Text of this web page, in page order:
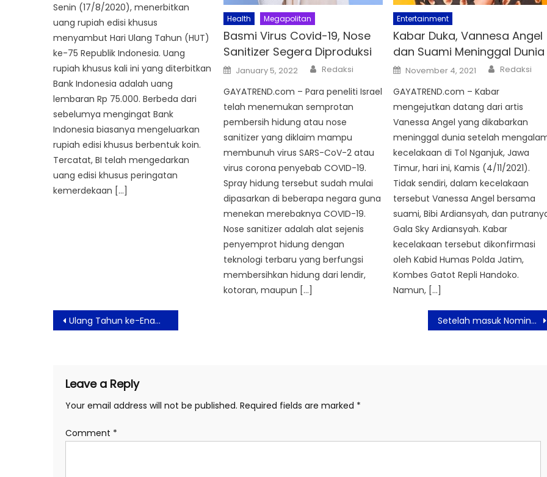
Senin (17/8/2020), menerbitkan
uang rupiah edisi khusus
menyambut Hari Ulang Tahun (HUT)
ke-75 Republik Indonesia. Uang
rupiah khusus kali ini yang diterbitkan
Bank Indonesia adalah uang
lembaran Rp 75.000. Berbeda dari
sebelumya mengingat Bank
Indonesia biasanya mengeluarkan
rupiah edisi khusus berbentuk koin.
Tercatat, BI telah mengedarkan
uang edisi khusus peringatan
kemerdekaan […]
Health Megapolitan
Basmi Virus Covid-19, Nose
Sanitizer Segera Diproduksi
Posted
on
January 5, 2022 Author
Redaksi
GAYATREND.com – Para peneliti Israel
telah menemukan semprotan
pembersih hidung atau nose
sanitizer yang diklaim mampu
membunuh virus SARS-CoV-2 atau
virus corona penyebab COVID-19.
Spray hidung tersebut sudah mulai
dipasarkan di beberapa negara guna
menekan merebaknya COVID-19.
Nose sanitizer adalah alat sejenis
penyemprot hidung dengan
teknologi terbaru yang berfungsi
membersihkan hidung dari lendir,
kotoran, maupun […]
Entertainment
Kabar Duka, Vannesa Angel
dan Suami Meninggal Dunia
Posted
on
November 4, 2021 Author
Redaksi
GAYATREND.com – Kabar
mengejutkan datang dari artis
Vanessa Angel yang dikabarkan
meninggal dunia setelah
kecelakaan di Tol Nganjuk, Jawa
Timur, hari ini, Kamis (4/11/2021).
Tidak sendiri, dalam kecelakaan
tersebut Vanessa Angel bersama
suami, Bibi Ardiansyah, dan
Gala Sky Ardiansyah. Kabar
kecelakaan tersebut dikonfirmasi
oleh Kabid Humas Polda Jatim,
Kombes Gatot Repli Handoko.
Namun, […]
Post
navigation
Ulang Tahun ke-Enam Aviary Bintaro Suguhkan Berbagai Rangkaian Acara Menarik Setelah masuk Nominasi Nobel Peace Prize 2022, Kini VOP Raih People’s Journalist Awards 2023
Leave a Reply
Your email address will not be published. Required fields are marked *
Comment *